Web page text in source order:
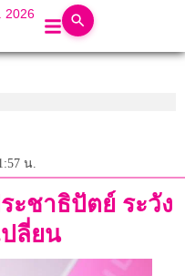
2026
น.
ะชาธิปัตย์ ระวัง
ลี่ยน